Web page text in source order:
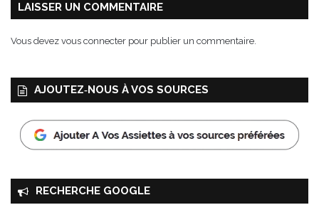
LAISSER UN COMMENTAIRE
Vous devez vous connecter pour publier un commentaire.
AJOUTEZ‑NOUS À VOS SOURCES
RECHERCHE GOOGLE